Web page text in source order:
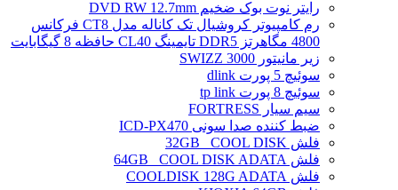
رایتر نوت بوک ضخیم DVD RW 12.7mm
رم کامپیوتر کروشیال تک کاناله مدل CT8 فرکانس
4800 مگاهرتز DDR5 تایمینگ CL40 حافظه 8 گیگابایت
زیر مانیتور SWIZZ 3000
سوئیچ 5 پورت dlink
سوئیچ 8 پورت tp link
سیم سیار FORTRESS
ضبط کننده صدا سونی ICD-PX470
فلش 32GB _COOL DISK
فلش 64GB _COOL DISK ADATA
فلش COOLDISK 128G ADATA